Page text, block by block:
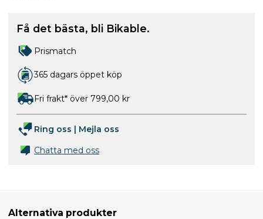
Få det bästa, bli Bikable.
Prismatch
365 dagars öppet köp
Fri frakt* över 799,00 kr
Ring oss | Mejla oss
Chatta med oss
Alternativa produkter